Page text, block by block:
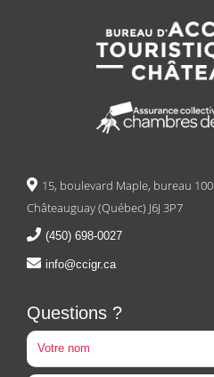
15, boulevard Maple, bureau 100
Châteauguay (Québec) J6J 3P7
(450) 698-0027
info@ccigr.ca
Questions ?